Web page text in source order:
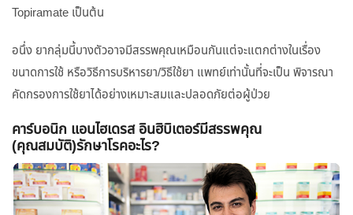
Topiramate เป็นต้น
อนึ่ง ยากลุ่มนี้บางตัวอาจมีสรรพคุณเหมือนกันแต่จะแตกต่างในเรื่อง
ขนาดการใช้ หรือวิธีการบริหารยา/วิธีใช้ยา แพทย์เท่านั้นที่จะเป็น พิจารณา
คัดกรองการใช้ยาได้อย่างเหมาะสมและปลอดภัยต่อผู้ป่วย
คาร์บอนิก แอนไฮเดรส อินฮิบิเตอร์มีสรรพคุณ
(คุณสมบัติ)รักษาโรคอะไร?